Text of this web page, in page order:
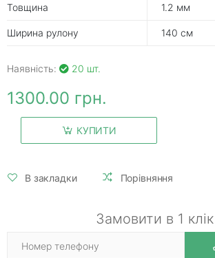
Товщина 1.2 мм
Ширина рулону 140 см
Наявність: 20 шт.
1300.00 грн.
КУПИТИ
В закладки Порівняння
Замовити в 1 клік